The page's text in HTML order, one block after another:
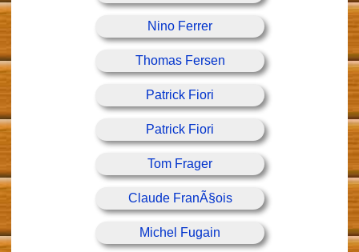
Nino Ferrer
Thomas Fersen
Patrick Fiori
Patrick Fiori
Tom Frager
Claude FranÃ§ois
Michel Fugain